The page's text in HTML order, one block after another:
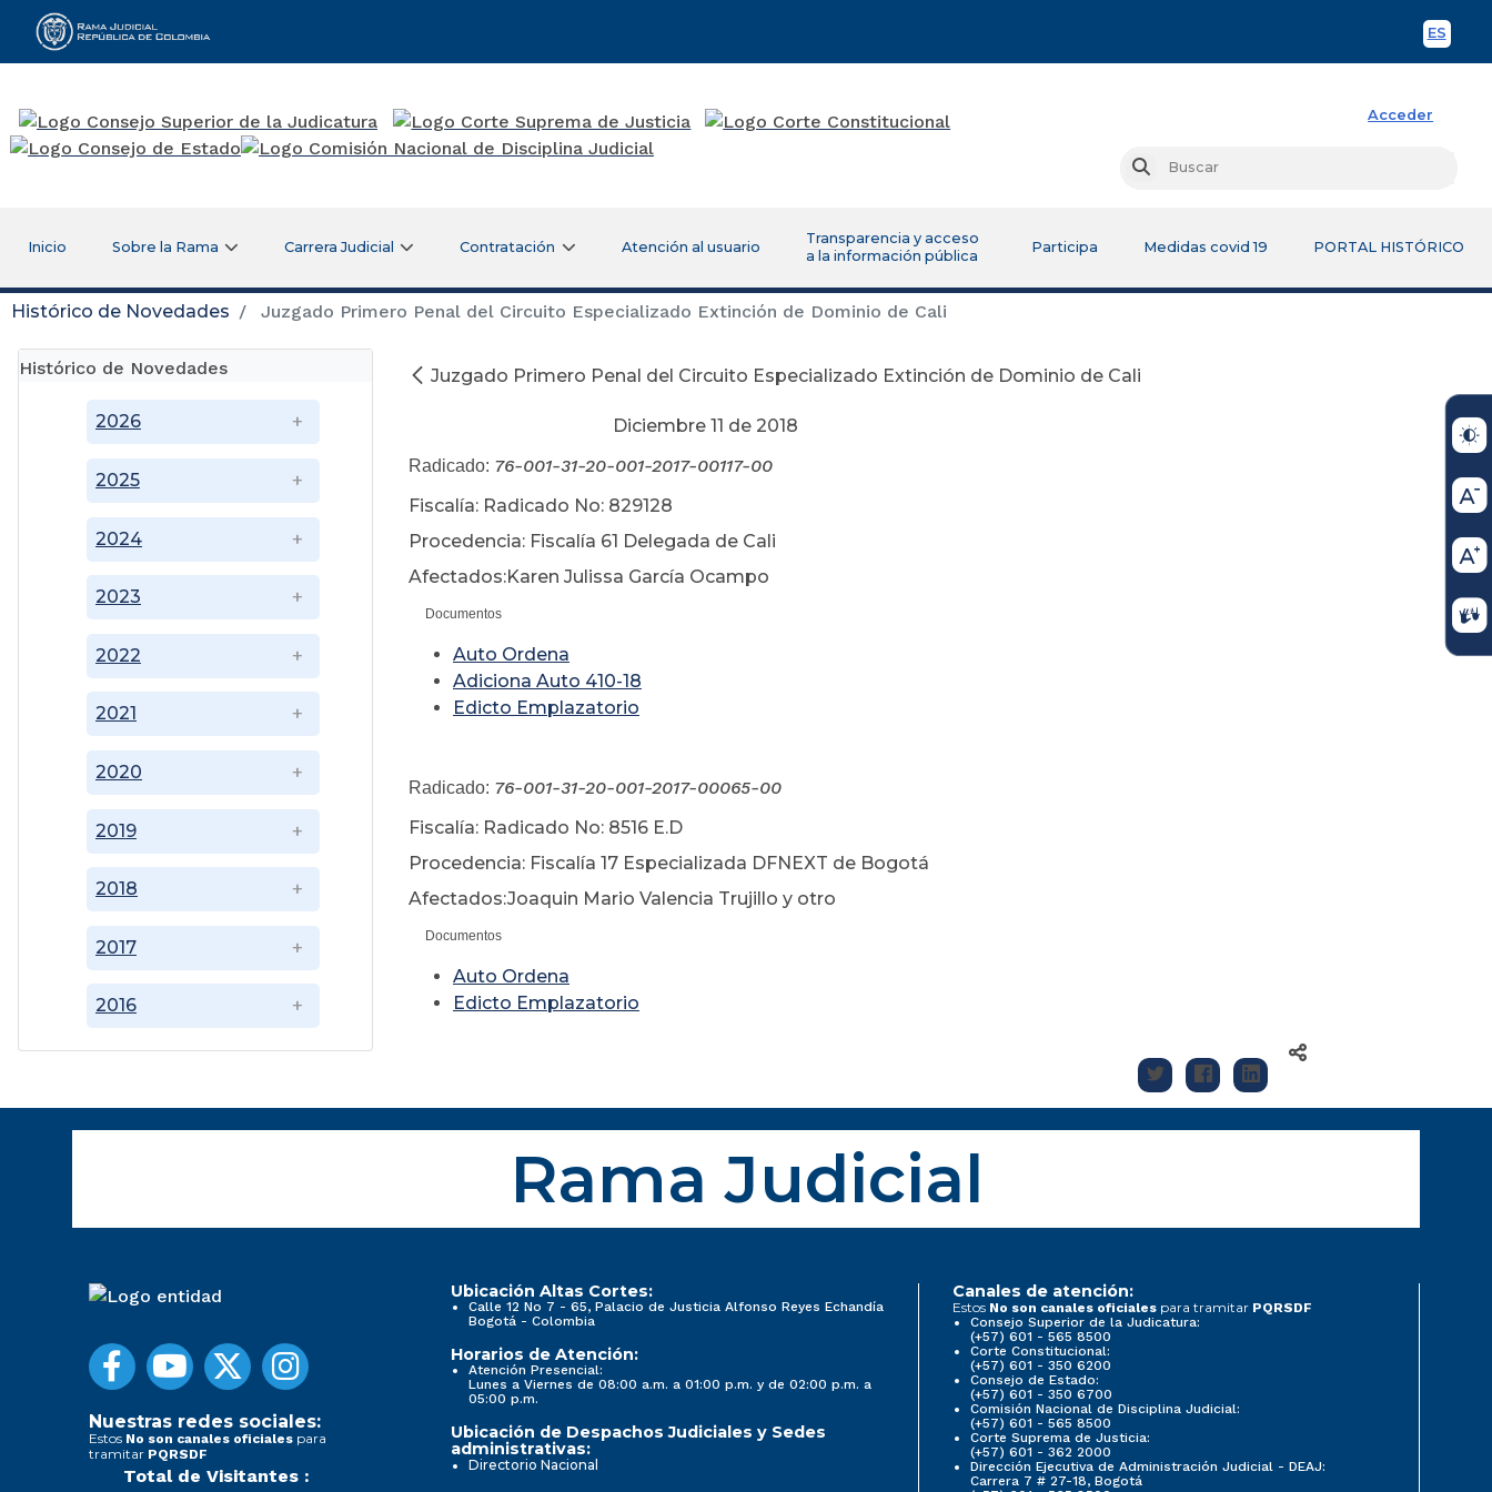
ES
Rama Judicial
Acceder
Buscar
Inicio Sobre la Rama Carrera Judicial Contratación Atención al usuario
Transparencia y acceso
a la información pública
Participa Medidas covid 19 PORTAL HISTÓRICO
Histórico de Novedades Juzgado Primero Penal del Circuito Especializado Extinción de Dominio de Cali
Histórico de Novedades
2016
2017
2018
2019
2020
2021
2022
2023
2024
2025
2026
Juzgado Primero Penal del Circuito Especializado Extinción de Dominio de Cali
Diciembre 11 de 2018
Radicado: 76-001-31-20-001-2017-00117-00
Fiscalía: Radicado No: 829128
Procedencia: Fiscalía 61 Delegada de Cali
Afectados:Karen Julissa García Ocampo
Documentos
Auto Ordena
Adiciona Auto 410-18
Edicto Emplazatorio
Radicado: 76-001-31-20-001-2017-00065-00
Fiscalía: Radicado No: 8516 E.D
Procedencia: Fiscalía 17 Especializada DFNEXT de Bogotá
Afectados:Joaquin Mario Valencia Trujillo y otro
Documentos
Auto Ordena
Edicto Emplazatorio
Rama Judicial
Nuestras redes sociales:
Estos No son canales oficiales para
tramitar PQRSDF
Total de Visitantes :
Ubicación Altas Cortes:
Calle 12 No 7 - 65, Palacio de Justicia Alfonso Reyes Echandía
Bogotá - Colombia
Horarios de Atención:
Atención Presencial:
Lunes a Viernes de 08:00 a.m. a 01:00 p.m. y de 02:00 p.m. a
05:00 p.m.
Ubicación de Despachos Judiciales y Sedes
administrativas:
Directorio Nacional
Canales de atención:
Estos No son canales oficiales para tramitar PQRSDF
Consejo Superior de la Judicatura:
(+57) 601 - 565 8500
Corte Constitucional:
(+57) 601 - 350 6200
Consejo de Estado:
(+57) 601 - 350 6700
Comisión Nacional de Disciplina Judicial:
(+57) 601 - 565 8500
Corte Suprema de Justicia:
(+57) 601 - 362 2000
Dirección Ejecutiva de Administración Judicial - DEAJ:
Carrera 7 # 27-18, Bogotá